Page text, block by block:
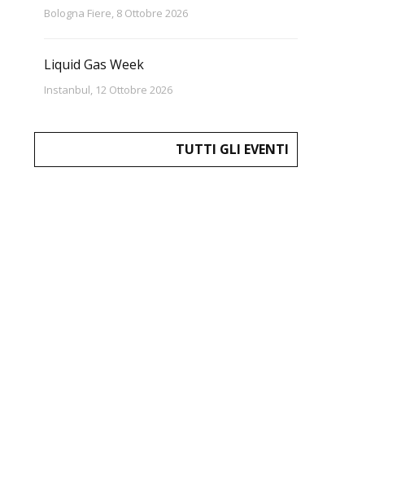
Bologna Fiere, 8 Ottobre 2026
Liquid Gas Week
Instanbul, 12 Ottobre 2026
TUTTI GLI EVENTI